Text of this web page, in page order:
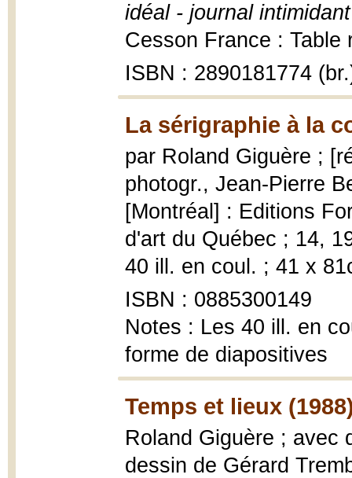
idéal - journal intimidant
Cesson France :
ISBN : 2890181774
La sérigraphie à la
par Roland Giguère ;
photogr., Jean-Pierre
[Montréal] : Editions
d'art du Québec ; 14,
40 ill. en coul. ; 41 x
ISBN : 0885300149
Notes : Les 40 ill. en
forme de diapositives
Temps et lieux
Roland Giguère ; avec
dessin de Gérard